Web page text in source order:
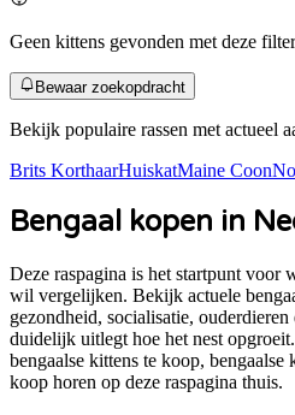
Geen kittens gevonden met deze
Bewaar zoekopdracht
Bekijk populaire rassen met actueel
Brits KorthaarHuiskatMaine Coon
Bengaal kopen in
Deze raspagina is het startpunt voor
wil vergelijken. Bekijk actuele
gezondheid, socialisatie,
duidelijk uitlegt hoe het nest
bengaalse kittens te koop,
koop horen op deze raspagina thuis.